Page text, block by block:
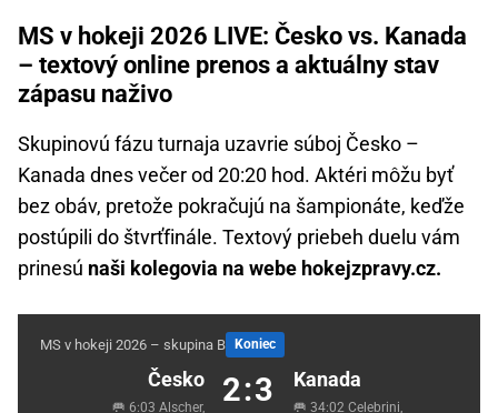
MS v hokeji 2026 LIVE: Česko vs. Kanada
– textový online prenos a aktuálny stav
zápasu naživo
Skupinovú fázu turnaja uzavrie súboj Česko –
Kanada dnes večer od 20:20 hod. Aktéri môžu byť
bez obáv, pretože pokračujú na šampionáte, keďže
postúpili do štvrťfinále. Textový priebeh duelu vám
prinesú naši kolegovia na webe hokejzpravy.cz.
MS v hokeji 2026 – skupina B Koniec
Česko
🥅 6:03 Alscher,
2:3 Kanada
🥅 34:02 Celebrini,